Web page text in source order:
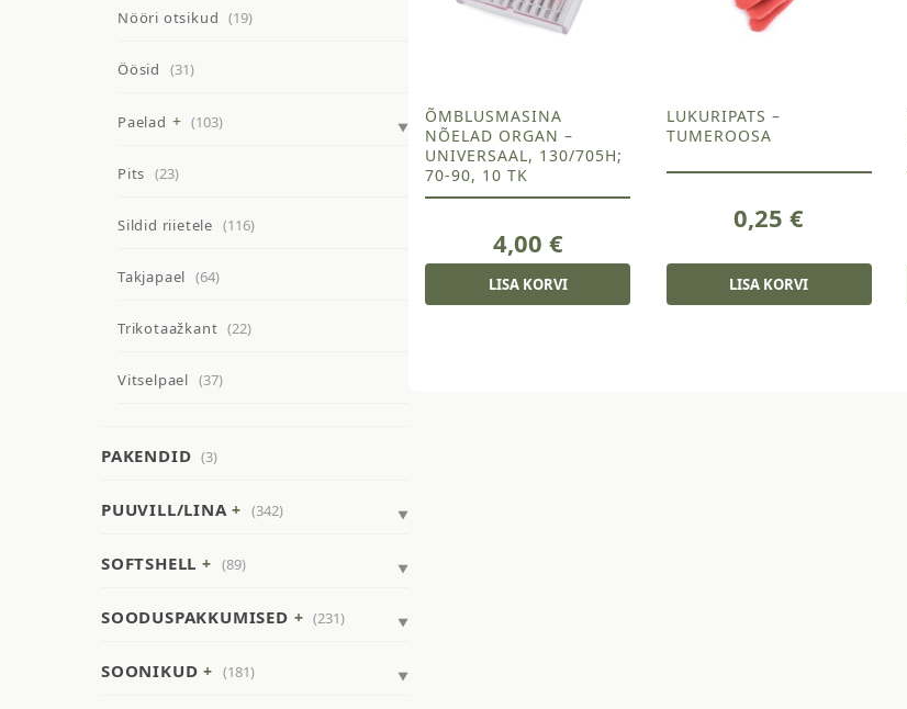
Nööri otsikud (19)
Öösid (31)
Paelad (103)
Pits (23)
Sildid riietele (116)
Takjapael (64)
Trikotaažkant (22)
Vitselpael (37)
PAKENDID (3)
PUUVILL/LINA (342)
SOFTSHELL (89)
SOODUSPAKKUMISED (231)
SOONIKUD (181)
ÕMBLUSMASINA
NÕELAD ORGAN –
UNIVERSAAL, 130/705H;
70-90, 10 TK
4,00 €
LISA KORVI
LUKURIPATS –
TUMEROOSA
0,25€
LISA KORVI